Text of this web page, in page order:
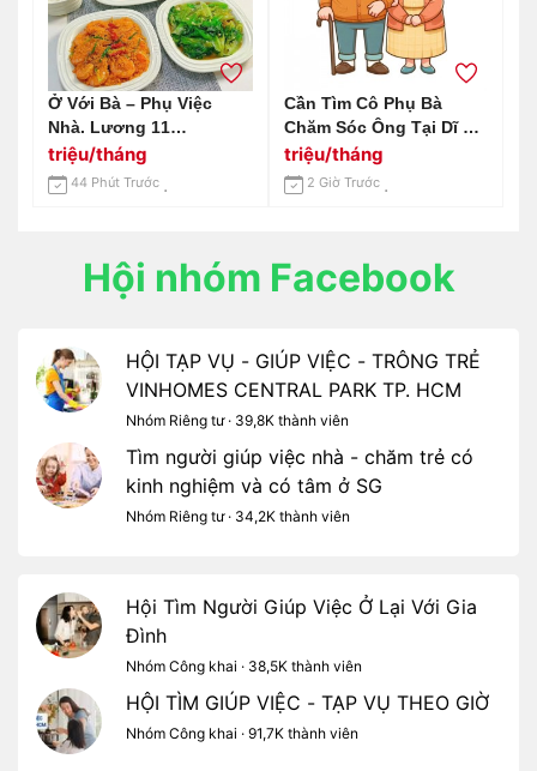
Ở Với Bà – Phụ Việc
Nhà. Lương 11
Triệu/tháng, Tại Dĩ An –
Bình Dương
triệu/tháng
44 Phút Trước
Cần Tìm Cô Phụ Bà
Chăm Sóc Ông Tại Dĩ An
Bình Dương:
0978609760 ( Có Zalo)
triệu/tháng
2 Giờ Trước
Hội nhóm Facebook
HỘI TẠP VỤ - GIÚP VIỆC - TRÔNG TRẺ
VINHOMES CENTRAL PARK TP. HCM
Nhóm Riêng tư · 39,8K thành viên
Tìm người giúp việc nhà - chăm trẻ có
kinh nghiệm và có tâm ở SG
Nhóm Riêng tư · 34,2K thành viên
Hội Tìm Người Giúp Việc Ở Lại Với Gia
Đình
Nhóm Công khai · 38,5K thành viên
HỘI TÌM GIÚP VIỆC - TẠP VỤ THEO GIỜ
Nhóm Công khai · 91,7K thành viên